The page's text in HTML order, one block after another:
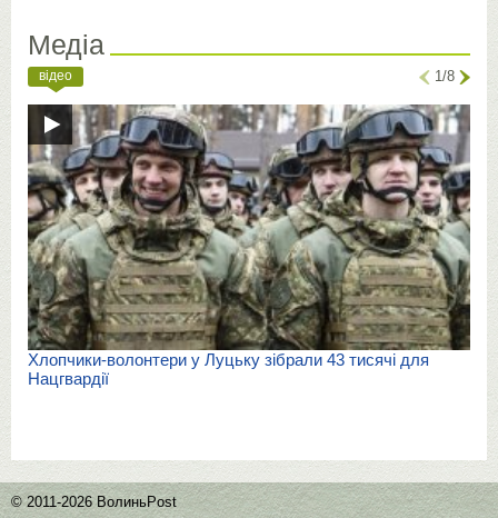
Медіа
відео 1/8
Хлопчики-волонтери у Луцьку зібрали 43 тисячі для
Нацгвардії
© 2011-2026 ВолиньPost